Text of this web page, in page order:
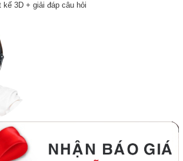
kế 3D + giải đáp câu hỏi